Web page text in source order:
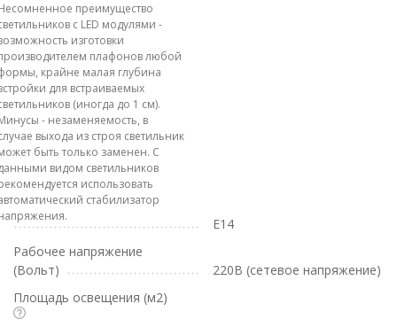
преимущество
с LED модулями -
изготовки
плафонов любой
крайне малая глубина
для встраиваемых
(иногда до 1 см).
- незаменяемость, в
выхода из строя светильник
быть только заменен. С
видом светильников
использовать
стабилизатор
E14
Рабочее напряжение
(Вольт)
220В (сетевое напряжение)
Площадь освещения (м2)